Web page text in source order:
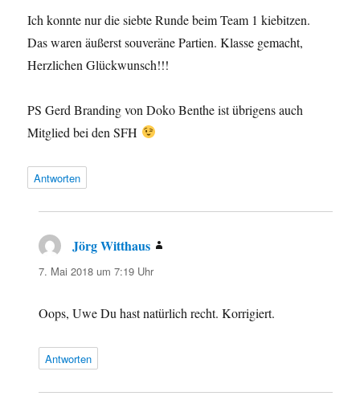
Ich konnte nur die siebte Runde beim Team 1 kiebitzen.
Das waren äußerst souveräne Partien. Klasse gemacht,
Herzlichen Glückwunsch!!!
PS Gerd Branding von Doko Benthe ist übrigens auch
Mitglied bei den SFH
Antworten
Jörg Witthaus
7. Mai 2018 um 7:19 Uhr
Oops, Uwe Du hast natürlich recht. Korrigiert.
Antworten